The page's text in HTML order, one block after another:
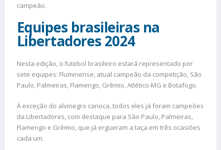
campeão.
Equipes brasileiras na
Libertadores 2024
Nesta edição, o futebol brasileiro estará representado por
sete equipes: Fluminense, atual campeão da competição, São
Paulo, Palmeiras, Flamengo, Grêmio, Atlético-MG e Botafogo.
À exceção do alvinegro carioca, todos eles já foram campeões
da Libertadores, com destaque para São Paulo, Palmeiras,
Flamengo e Grêmio, que já ergueram a taça em três ocasiões
cada um.